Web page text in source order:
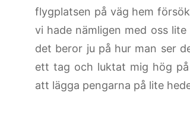
flygplatsen på väg hem
vi hade nämligen med oss
det beror ju på hur man ser
ett tag och luktat mig hög
att lägga pengarna på lite